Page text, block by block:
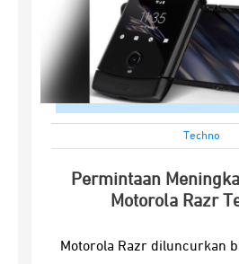
Techno
Permintaan
Motorola Razr
Motorola Razr diluncurkan